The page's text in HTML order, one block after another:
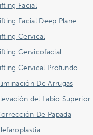
Facial
Facial Deep Plane
Cervical
Cervicofacial
Cervical Profundo
De Arrugas
del Labio Superior
De Papada